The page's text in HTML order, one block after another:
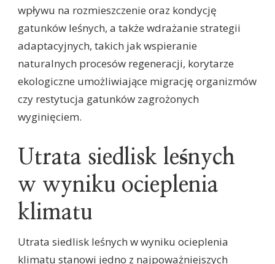
wpływu na rozmieszczenie oraz kondycję
gatunków leśnych, a także wdrażanie strategii
adaptacyjnych, takich jak wspieranie
naturalnych procesów regeneracji, korytarze
ekologiczne umożliwiające migrację organizmów
czy restytucja gatunków zagrożonych
wyginięciem.
Utrata siedlisk leśnych
w wyniku ocieplenia
klimatu
Utrata siedlisk leśnych w wyniku ocieplenia
klimatu stanowi jedno z najpoważniejszych